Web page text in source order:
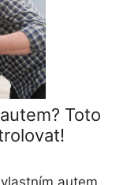
Toto
autem